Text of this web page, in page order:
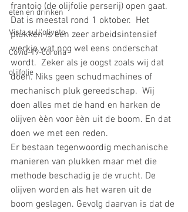
eten en drinken
Vista sull'oliveto
Covid-19-corona
olijfolie
frantoio (de olijfolie perserij) open gaat.
Dat is meestal rond 1 oktober.  Het
plukken is een zeer arbeidsintensief
werkje wat nog wel eens onderschat
wordt.  Zeker als je oogst zoals wij dat
doen. Niks geen schudmachines of
mechanisch pluk gereedschap.  Wij
doen alles met de hand en harken de
olijven èèn voor èèn uit de boom. En dat
doen we met een reden.
Er bestaan tegenwoordig mechanische
manieren van plukken maar met die
methode beschadig je de vrucht. De
olijven worden als het waren uit de
boom geslagen. Gevolg daarvan is dat de